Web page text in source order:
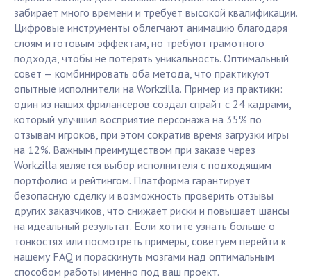
забирает много времени и требует высокой квалификации.
Цифровые инструменты облегчают анимацию благодаря
слоям и готовым эффектам, но требуют грамотного
подхода, чтобы не потерять уникальность. Оптимальный
совет — комбинировать оба метода, что практикуют
опытные исполнители на Workzilla. Пример из практики:
один из наших фрилансеров создал спрайт с 24 кадрами,
который улучшил восприятие персонажа на 35% по
отзывам игроков, при этом сократив время загрузки игры
на 12%. Важным преимуществом при заказе через
Workzilla является выбор исполнителя с подходящим
портфолио и рейтингом. Платформа гарантирует
безопасную сделку и возможность проверить отзывы
других заказчиков, что снижает риски и повышает шансы
на идеальный результат. Если хотите узнать больше о
тонкостях или посмотреть примеры, советуем перейти к
нашему FAQ и пораскинуть мозгами над оптимальным
способом работы именно под ваш проект.